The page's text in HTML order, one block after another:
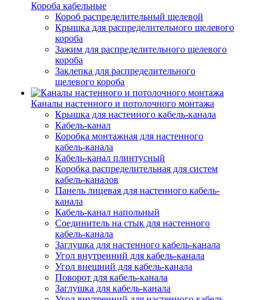
Короба кабельные
Короб распределительный щелевой
Крышка для распределительного щелевого
короба
Зажим для распределительного щелевого
короба
Заклепка для распределительного
щелевого короба
Каналы настенного и потолочного монтажа
Крышка для настенного кабель-канала
Кабель-канал
Коробка монтажная для настенного
кабель-канала
Кабель-канал плинтусный
Коробка распределительная для систем
кабель-каналов
Панель лицевая для настенного кабель-
канала
Кабель-канал напольный
Соединитель на стык для настенного
кабель-канала
Заглушка для настенного кабель-канала
Угол внутренний для кабель-канала
Угол внешний для кабель-канала
Поворот для кабель-канала
Заглушка для кабель-канала